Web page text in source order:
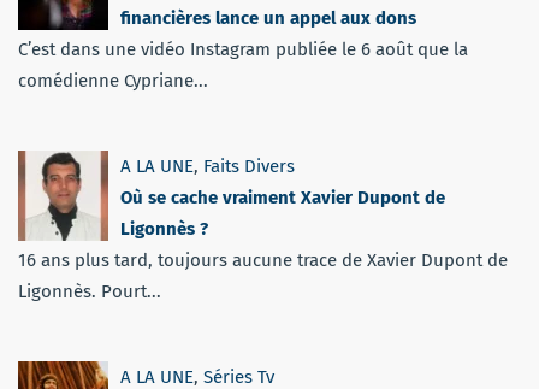
financières lance un appel aux dons
C’est dans une vidéo Instagram publiée le 6 août que la
comédienne Cypriane...
A LA UNE, Faits Divers
Où se cache vraiment Xavier Dupont de
Ligonnès ?
16 ans plus tard, toujours aucune trace de Xavier Dupont de
Ligonnès. Pourt...
A LA UNE, Séries Tv